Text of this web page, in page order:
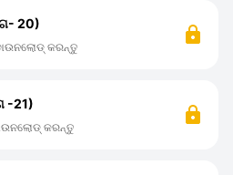
20)
କରନ୍ତୁ
-21)
କରନ୍ତୁ